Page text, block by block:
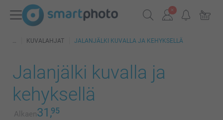
KUVALAHJAT JALANJÄLKI KUVALLA JA KEHYKSELLÄ
Jalanjälki kuvalla ja
kehyksellä
Alkaen31,95